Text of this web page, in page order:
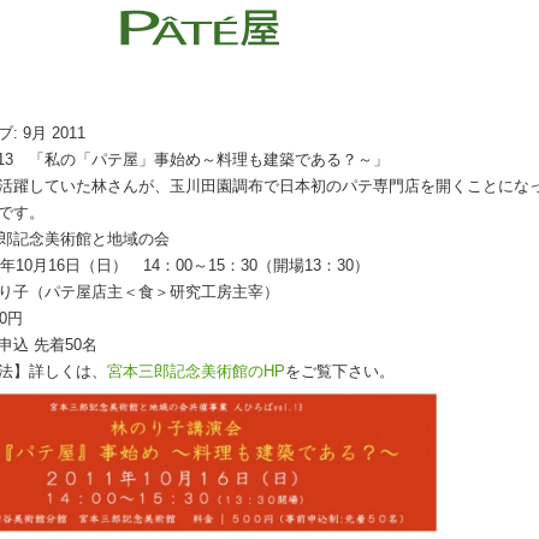
: 9月 2011
「私の「パテ屋」事始め～料理も建築である？～」
躍していた林さんが、玉川田園調布で日本初のパテ専門店を開くことにな
す。
記念美術館と地域の会
10月16日（日） 14：00～15：30（開場13：30）
子（パテ屋店主＜食＞研究工房主宰）
円
込 先着50名
】詳しくは、 宮本三郎記念美術館のHPをご覧下さい。